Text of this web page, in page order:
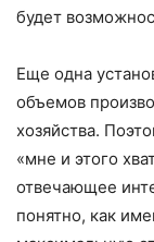
будет
Еще одна
объемов
хозяйства.
«мне и этого
отвечающее
понятно, как